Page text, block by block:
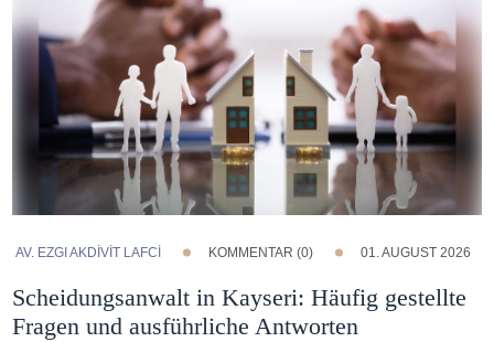
AV. EZGI AKDİVİT LAFCİ KOMMENTAR (0) 01. AUGUST 2026
Scheidungsanwalt in Kayseri: Häufig gestellte
Fragen und ausführliche Antworten